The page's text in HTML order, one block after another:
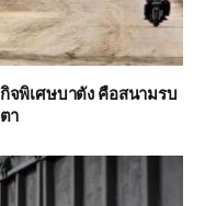
จพิเศษบาตัง คือสนามรบ
า